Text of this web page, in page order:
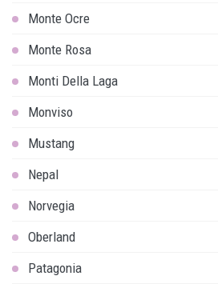
Monte Ocre
Monte Rosa
Monti Della Laga
Monviso
Mustang
Nepal
Norvegia
Oberland
Patagonia